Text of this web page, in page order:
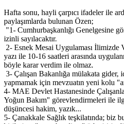
Hafta sonu, hayli çarpıcı ifadeler ile
paylaşımlarda bulunan Özen;
"1- Cumhurbaşkanlığı Genelgesine
izinli sayılacaktır.
2- Esnek Mesai Uygulaması İlimizde
yazı ile 10-16 saatleri arasında
böyle karar verdim ile olmaz.
3- Çalışan Bakanlığa mülakata gider,
yapmamak için mevzuatın yeni kolu
4- MAE Devlet Hastanesinde
Yoğun Bakım" görevlendirmeleri ile
düşüncesi hakim, yazık...
5- Çanakkale Sağlık teşkilatında; biz